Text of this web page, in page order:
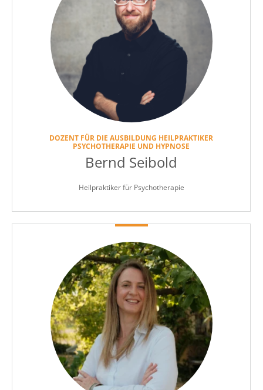
DOZENT FÜR DIE AUSBILDUNG HEILPRAKTIKER
PSYCHOTHERAPIE UND HYPNOSE
Bernd Seibold
Heilpraktiker für Psychotherapie